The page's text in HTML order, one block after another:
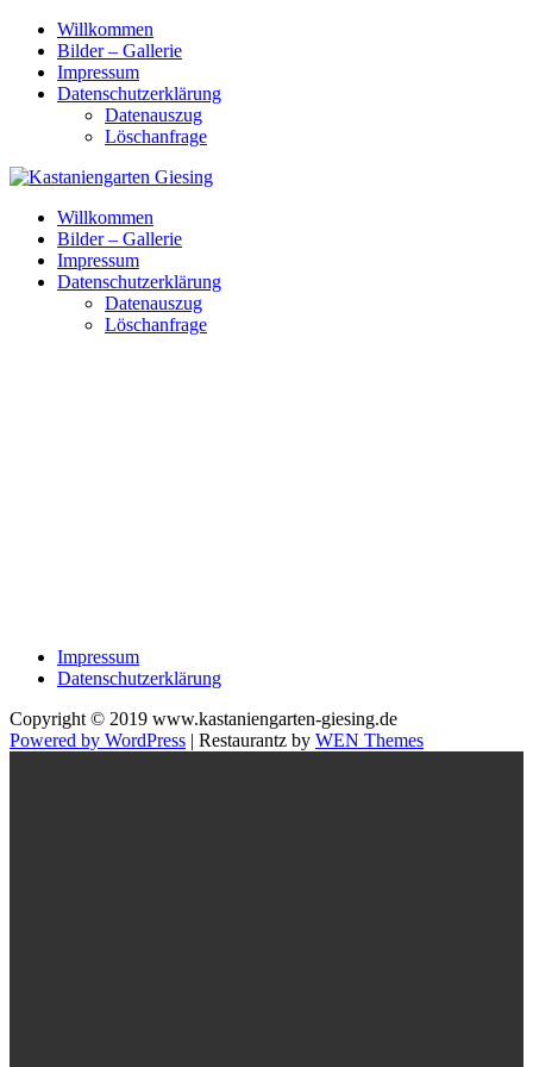
Skip
content
Willkommen
Bilder – Gallerie
Impressum
Datenschutzerklärung
Datenauszug
Löschanfrage
Willkommen
Bilder – Gallerie
Impressum
Datenschutzerklärung
Datenauszug
Löschanfrage
Impressum
Datenschutzerklärung
Copyright © 2019 www.kastaniengarten-giesing.de
Powered by WordPress | Restaurantz by WEN Themes